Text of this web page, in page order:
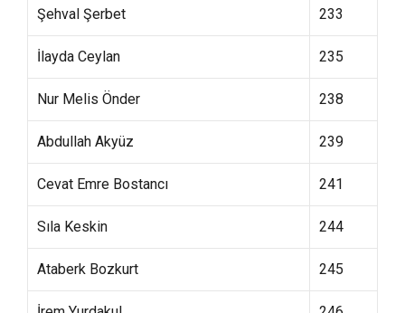
Şehval Şerbet 233
İlayda Ceylan 235
Nur Melis Önder 238
Abdullah Akyüz 239
Cevat Emre Bostancı 241
Sıla Keskin 244
Ataberk Bozkurt 245